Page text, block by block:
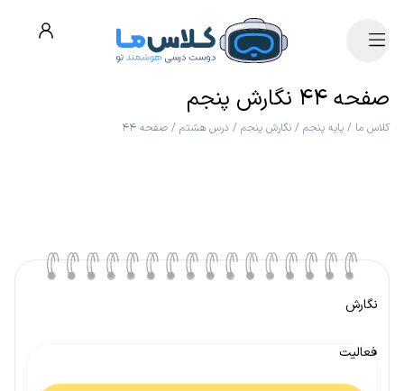
صفحه ۴۴ نگارش پنجم
کلاس ما / پایه پنجم / نگارش پنجم / درس هشتم / صفحه ۴۴
نگارش
فعالیت